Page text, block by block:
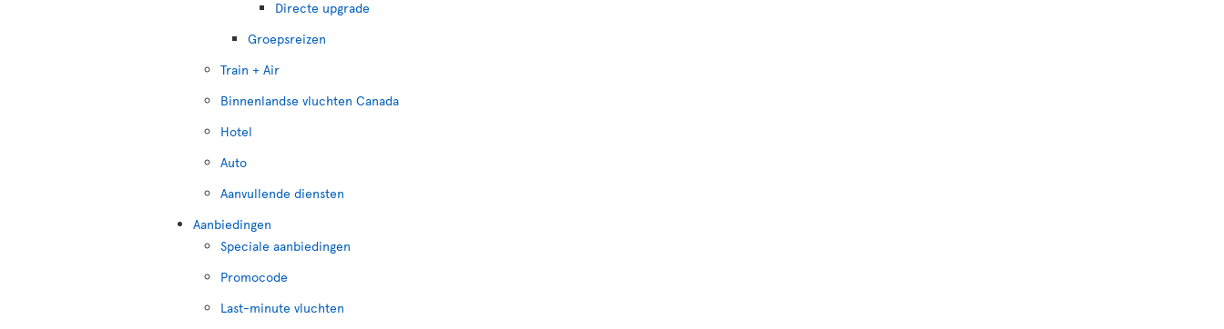
Directe upgrade
Groepsreizen
Train + Air
Binnenlandse vluchten Canada
Hotel
Auto
Aanvullende diensten
Aanbiedingen
Speciale aanbiedingen
Promocode
Last-minute vluchten